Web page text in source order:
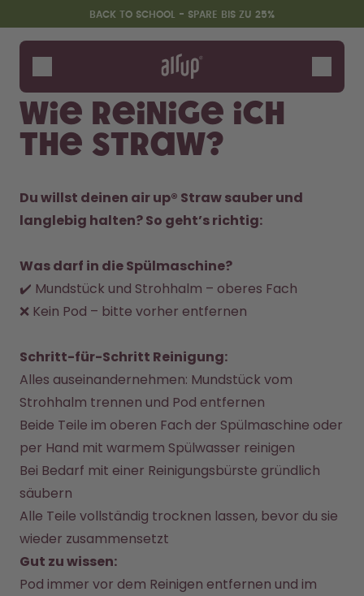
Zum Hauptinhalt springen
Erklärung zur BarrierefreiheitBACK TO SCHOOL - SPARE BIS ZU 25%
Flaschen
Duft-Pods
Zubehör
Starter Sets
Gewinnspiel
Back to School - Spare bis zu
25%
Design Edition:
createdbygabe × air up®
Hilfe & FAQ
Flaschen vergleichen
Wie reinige ich
The Straw?
Du willst deinen air up® Straw sauber und
langlebig halten? So geht’s richtig:
Was darf in die Spülmaschine?
✔️ Mundstück und Strohhalm – oberes Fach
❌ Kein Pod – bitte vorher entfernen
Schritt-für-Schritt Reinigung:
Alles auseinandernehmen: Mundstück vom
Strohhalm trennen und Pod entfernen
Beide Teile im oberen Fach der Spülmaschine oder
per Hand mit warmem Spülwasser reinigen
Bei Bedarf mit einer Reinigungsbürste gründlich
säubern
Alle Teile vollständig trocknen lassen, bevor du sie
wieder zusammensetzt
Gut zu wissen:
Pod immer vor dem Reinigen entfernen und im